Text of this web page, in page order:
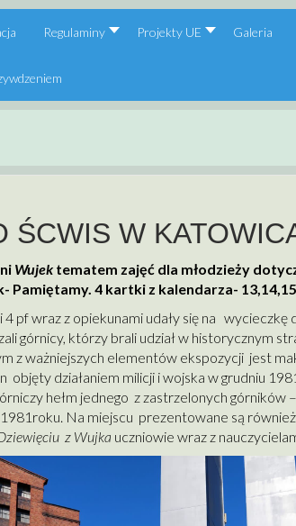
Regulaminy Projekty UE Galeria
ŚCWIS W
Wujektematem zajęć dla młodzieży
Pamiętamy. 4 kartki z kalendarza-
pf wraz z opiekunami udały się na
górnicy, którzy brali udział w historycznym
z ważniejszych elementów ekspozycji jest
objęty działaniem milicji i wojska w grudniu
hełm jednego z zastrzelonych górników
Na miejscu prezentowane są
z Wujka uczniowie wraz z